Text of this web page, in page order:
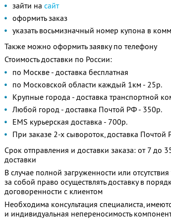
зайти на сайт
оформить заказ
указать восьмизначный номер купона в
Также можно оформить заявку по телефону
Стоимость доставки по России:
по Москве - доставка бесплатная
по Московской области каждый 1км - 25р.
Крупные города - доставка транспортной
Любой город - доставка Почтой РФ - 350p.
EMS курьерская доставка - 700р.
При заказе 2-х сывороток, доставка
Срок отправления и доставки заказа: от 7 до
доставки
В случае полной загруженности или
за собой право осуществлять доставку в
договоренности с клиентом
Необходима консультация специалиста,
и индивидуальная непереносимость